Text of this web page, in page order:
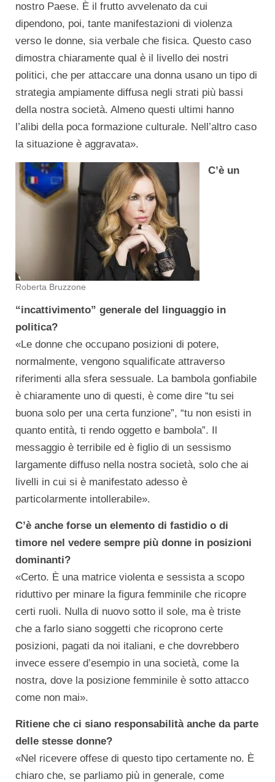
nostro Paese. È il frutto avvelenato da cui
dipendono, poi, tante manifestazioni di violenza
verso le donne, sia verbale che fisica. Questo caso
dimostra chiaramente qual è il livello dei nostri
politici, che per attaccare una donna usano un tipo di
strategia ampiamente diffusa negli strati più bassi
della nostra società. Almeno questi ultimi hanno
l’alibi della poca formazione culturale. Nell’altro caso
la situazione è aggravata».
Roberta Bruzzone
C’è un
“incattivimento” generale del linguaggio in
politica?
«Le donne che occupano posizioni di potere,
normalmente, vengono squalificate attraverso
riferimenti alla sfera sessuale. La bambola gonfiabile
è chiaramente uno di questi, è come dire “tu sei
buona solo per una certa funzione”, “tu non esisti in
quanto entità, ti rendo oggetto e bambola”. Il
messaggio è terribile ed è figlio di un sessismo
largamente diffuso nella nostra società, solo che ai
livelli in cui si è manifestato adesso è
particolarmente intollerabile».
C’è anche forse un elemento di fastidio o di
timore nel vedere sempre più donne in posizioni
dominanti?
«Certo. È una matrice violenta e sessista a scopo
riduttivo per minare la figura femminile che ricopre
certi ruoli. Nulla di nuovo sotto il sole, ma è triste
che a farlo siano soggetti che ricoprono certe
posizioni, pagati da noi italiani, e che dovrebbero
invece essere d’esempio in una società, come la
nostra, dove la posizione femminile è sotto attacco
come non mai».
Ritiene che ci siano responsabilità anche da parte
delle stesse donne?
«Nel ricevere offese di questo tipo certamente no. È
chiaro che, se parliamo più in generale, come